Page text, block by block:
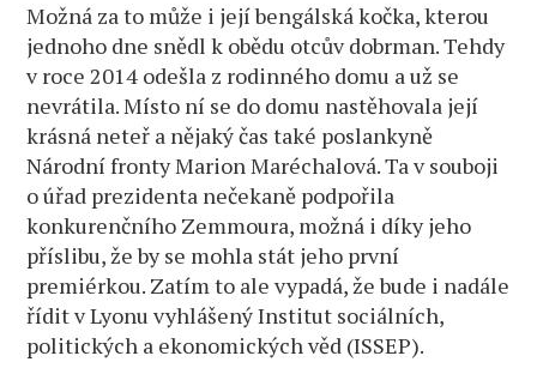
Možná za to může i její bengálská kočka, kterou
jednoho dne snědl k obědu otcův dobrman. Tehdy
v roce 2014 odešla z rodinného domu a už se
nevrátila. Místo ní se do domu nastěhovala její
krásná neteř a nějaký čas také poslankyně
Národní fronty Marion Maréchalová. Ta v souboji
o úřad prezidenta nečekaně podpořila
konkurenčního Zemmoura, možná i díky jeho
příslibu, že by se mohla stát jeho první
premiérkou. Zatím to ale vypadá, že bude i nadále
řídit v Lyonu vyhlášený Institut sociálních,
politických a ekonomických věd (ISSEP).